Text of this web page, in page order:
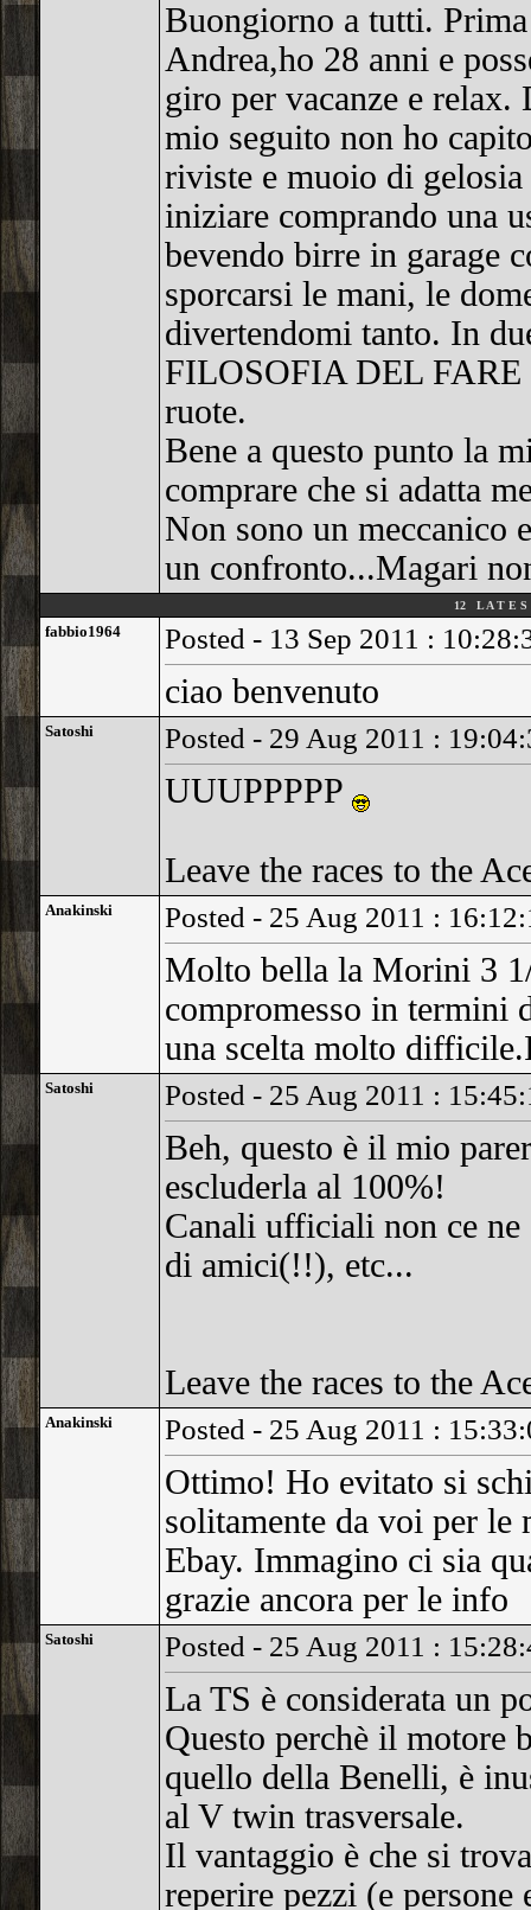
Buongiorno a tutti.
Andrea,ho 28 anni e
giro per vacanze e relax.
mio seguito non ho
riviste e muoio di gelosia
iniziare comprando una
bevendo birre in garage
sporcarsi le mani, le
divertendomi tanto. In
FILOSOFIA DEL FARE
ruote.
Bene a questo punto la
comprare che si adatta
Non sono un meccanico
un confronto...Magari
12 L A T E
fabbio1964 Posted - 13 Sep 2011 :
ciao benvenuto
Satoshi Posted - 29 Aug 2011 :
UUUPPPPP
Leave the races to the
Anakinski Posted - 25 Aug 2011 :
Molto bella la Morini 3
compromesso in termini
una scelta molto
Satoshi Posted - 25 Aug 2011 :
Beh, questo è il mio
escluderla al 100%!
Canali ufficiali non ce ne
di amici(!!), etc...
Leave the races to the
Anakinski Posted - 25 Aug 2011 :
Ottimo! Ho evitato si
solitamente da voi per le
Ebay. Immagino ci sia
grazie ancora per le info
Satoshi Posted - 25 Aug 2011 :
La TS è considerata un
Questo perchè il motore
quello della Benelli, è
al V twin trasversale.
Il vantaggio è che si
reperire pezzi (e persone